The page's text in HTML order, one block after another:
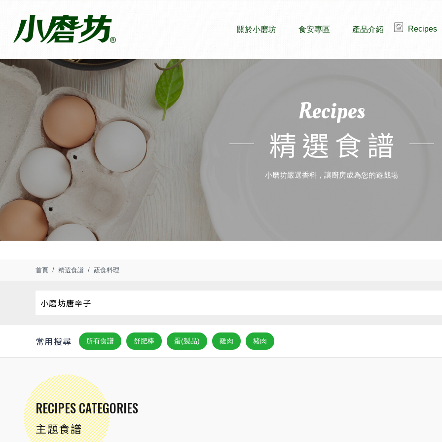
關於小磨坊 食安專區 產品介紹 Recipes
Recipes
精選食譜
小磨坊嚴選香料，讓廚房成為您的遊戲場
首頁 精選食譜 蔬食料理
常用搜尋 所有食譜 舒肥棒 蛋(製品) 雞肉 豬肉
RECIPES CATEGORIES
主題食譜